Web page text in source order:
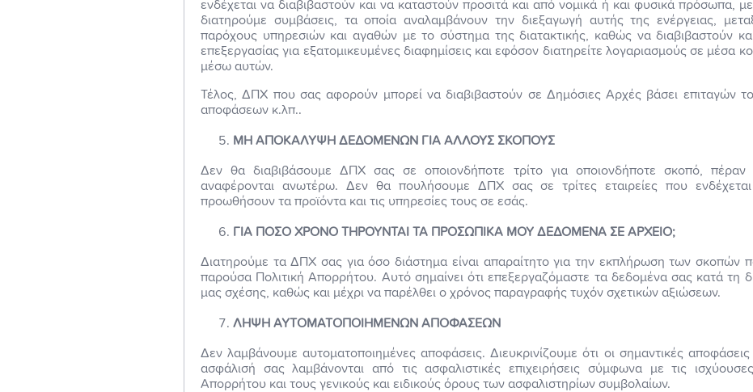
ενδέχεται να διαβιβαστούν και να καταστούν προσιτά και από νομικά ή και φυσικά πρόσωπα,
διατηρούμε συμβάσεις, τα οποία αναλαμβάνουν την διεξαγωγή αυτής της ενέργειας,
παρόχους υπηρεσιών και αγαθών με το σύστημα της διατακτικής, καθώς να διαβιβαστούν
επεξεργασίας για εξατομικευμένες διαφημίσεις και εφόσον διατηρείτε λογαριασμούς σε μέσα
μέσω αυτών.
Τέλος, ΔΠΧ που σας αφορούν μπορεί να διαβιβαστούν σε Δημόσιες Αρχές βάσει επιταγών
αποφάσεων κ.λπ..
MH ΑΠΟΚΑΛΥΨΗ ΔΕΔΟΜΕΝΩΝ ΓΙΑ ΑΛΛΟΥΣ ΣΚΟΠΟΥΣ
Δεν θα διαβιβάσουμε ΔΠΧ σας σε οποιονδήποτε τρίτο για οποιονδήποτε σκοπό,
αναφέρονται ανωτέρω. Δεν θα πουλήσουμε ΔΠΧ σας σε τρίτες εταιρείες που
προωθήσουν τα προϊόντα και τις υπηρεσίες τους σε εσάς.
ΓΙΑ ΠΟΣΟ ΧΡΟΝΟ ΤΗΡΟΥΝΤΑΙ ΤΑ ΠΡΟΣΩΠΙΚΑ ΜΟΥ ΔΕΔΟΜΕΝΑ ΣΕ ΑΡΧΕΙΟ;
Διατηρούμε τα ΔΠΧ σας για όσο διάστημα είναι απαραίτητο για την εκπλήρωση των σκοπών
παρούσα Πολιτική Απορρήτου. Αυτό σημαίνει ότι επεξεργαζόμαστε τα δεδομένα σας κατά τη
μας σχέσης, καθώς και μέχρι να παρέλθει ο χρόνος παραγραφής τυχόν σχετικών αξιώσεων.
ΛΗΨΗ ΑΥΤΟΜΑΤΟΠΟΙΗΜΕΝΩΝ ΑΠΟΦΑΣΕΩΝ
Δεν λαμβάνουμε αυτοματοποιημένες αποφάσεις. Διευκρινίζουμε ότι οι σημαντικές
ασφάλισή σας λαμβάνονται από τις ασφαλιστικές επιχειρήσεις σύμφωνα με τις
Απορρήτου και τους γενικούς και ειδικούς όρους των ασφαλιστηρίων συμβολαίων.